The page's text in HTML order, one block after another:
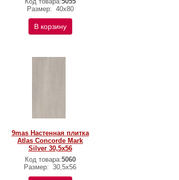
Размер: 40x80
В корзину
9mas Настенная плитка
Atlas Concorde Mark
Silver 30,5x56
Код товара:5060
Размер: 30,5x56